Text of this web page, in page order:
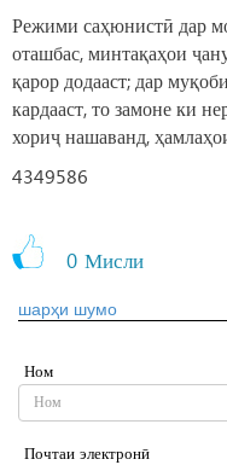
Режими саҳюнистӣ дар
оташбас, минтақаҳои
қарор додааст; дар
кардааст, то замоне ки
хориҷ нашаванд,
4349586
0 Мисли
шарҳи шумо
Ном
Почтаи электронӣ